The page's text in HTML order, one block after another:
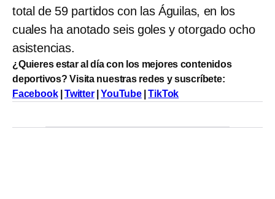
total de 59 partidos con las Águilas, en los
cuales ha anotado seis goles y otorgado ocho
asistencias.
¿Quieres estar al día con los mejores contenidos
deportivos? Visita nuestras redes y suscríbete:
Facebook|Twitter|YouTube|TikTok